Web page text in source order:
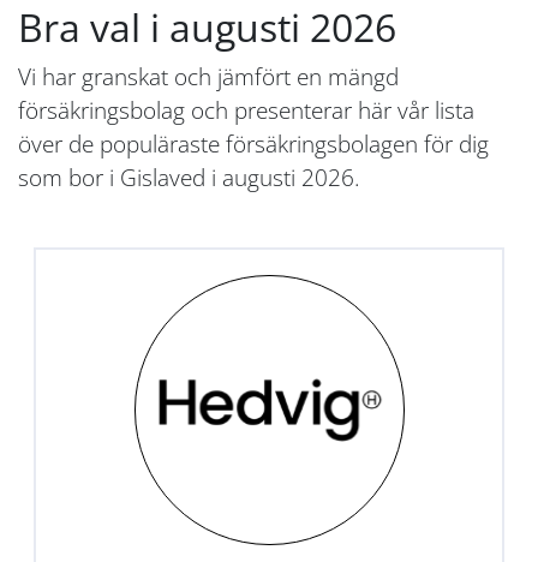
Bra val i augusti 2026
Vi har granskat och jämfört en mängd
försäkringsbolag och presenterar här vår lista
över de populäraste försäkringsbolagen för dig
som bor i Gislaved i augusti 2026.